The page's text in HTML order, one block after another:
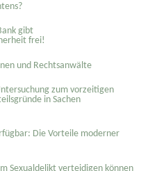
gibt
frei!
und Rechtsanwälte
zum vorzeitigen
in Sachen
Die Vorteile moderner
Sexual­delikt verteidigen können